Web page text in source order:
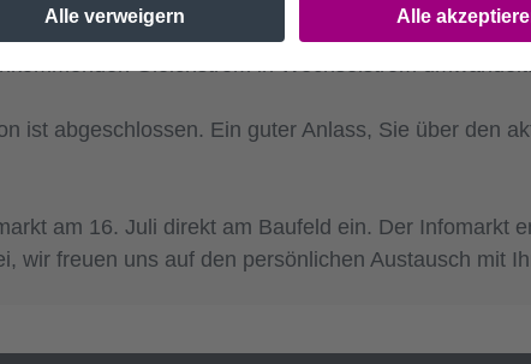
baut die Leitung von der Nordsee kommend bis
Gleichstrom in Wechselstrom
ist abgeschlossen. Ein guter Anlass, Sie über den
am 16. Juli direkt am Baufeld ein. Der Infomarkt
wir freuen uns auf den persönlichen Austausch mit